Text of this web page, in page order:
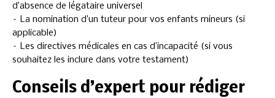
d’absence de légataire universel
– La nomination d’un tuteur pour vos enfants mineurs (si
applicable)
– Les directives médicales en cas d’incapacité (si vous
souhaitez les inclure dans votre testament)
Conseils d’expert pour rédiger